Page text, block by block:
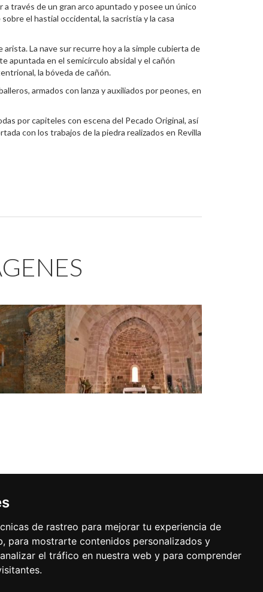
de rastreo para mejorar tu experiencia de
para mostrarte contenidos personalizados y
el tráfico en nuestra web y para comprender
través de un gran arco apuntado y posee un único
el hastial occidental, la sacristía y la casa
La nave sur recurre hoy a la simple cubierta de
apuntada en el semicírculo absidal y el cañón
la bóveda de cañón.
armados con lanza y auxiliados por peones, en
por capiteles con escena del Pecado Original, así
con los trabajos de la piedra realizados en Revilla